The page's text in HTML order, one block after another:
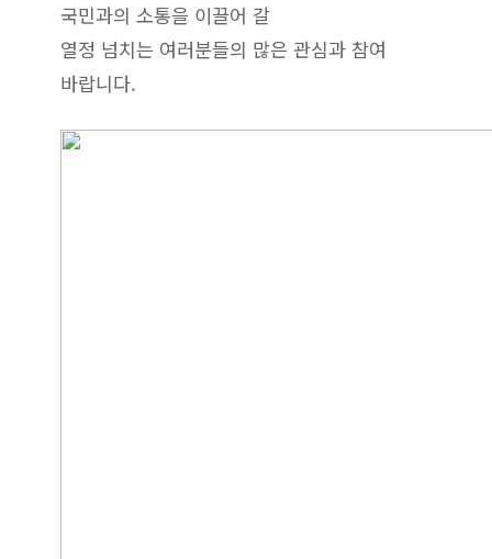
국민과의 소통을 이끌어 갈
열정 넘치는 여러분들의 많은 관심과 참여
바랍니다.